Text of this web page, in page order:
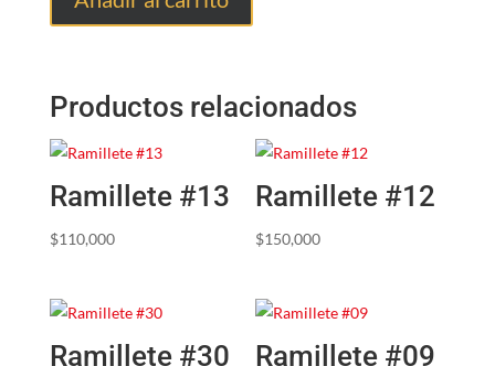
Productos relacionados
Ramillete #13
$110,000
Ramillete #12
$150,000
Ramillete #30 Ramillete #09